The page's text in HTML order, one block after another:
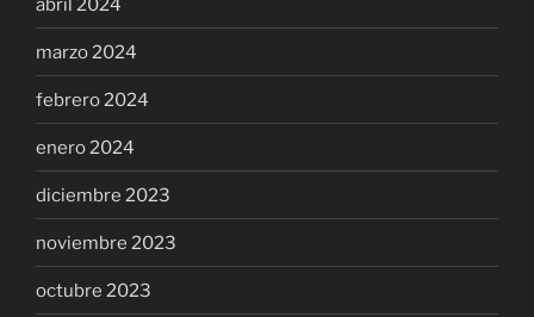
abril 2024
marzo 2024
febrero 2024
enero 2024
diciembre 2023
noviembre 2023
octubre 2023